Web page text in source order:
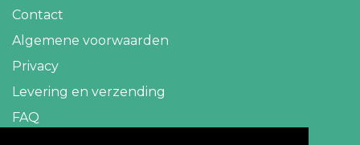
Contact
Algemene voorwaarden
Privacy
Levering en verzending
FAQ